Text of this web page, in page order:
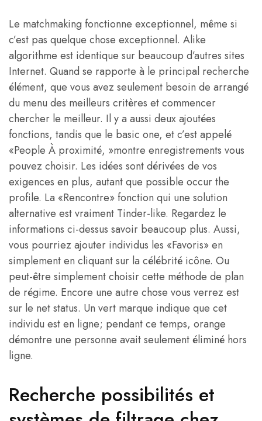
Le matchmaking fonctionne exceptionnel, même si
c’est pas quelque chose exceptionnel. Alike
algorithme est identique sur beaucoup d’autres sites
Internet. Quand se rapporte à le principal recherche
élément, que vous avez seulement besoin de arrangé
du menu des meilleurs critères et commencer
chercher le meilleur. Il y a aussi deux ajoutées
fonctions, tandis que le basic one, et c’est appelé
«People À proximité, »montre enregistrements vous
pouvez choisir. Les idées sont dérivées de vos
exigences en plus, autant que possible occur the
profile. La «Rencontre» fonction qui une solution
alternative est vraiment Tinder-like. Regardez le
informations ci-dessus savoir beaucoup plus. Aussi,
vous pourriez ajouter individus les «Favoris» en
simplement en cliquant sur la célébrité icône. Ou
peut-être simplement choisir cette méthode de plan
de régime. Encore une autre chose vous verrez est
sur le net status. Un vert marque indique que cet
individu est en ligne; pendant ce temps, orange
démontre une personne avait seulement éliminé hors
ligne.
Recherche possibilités et